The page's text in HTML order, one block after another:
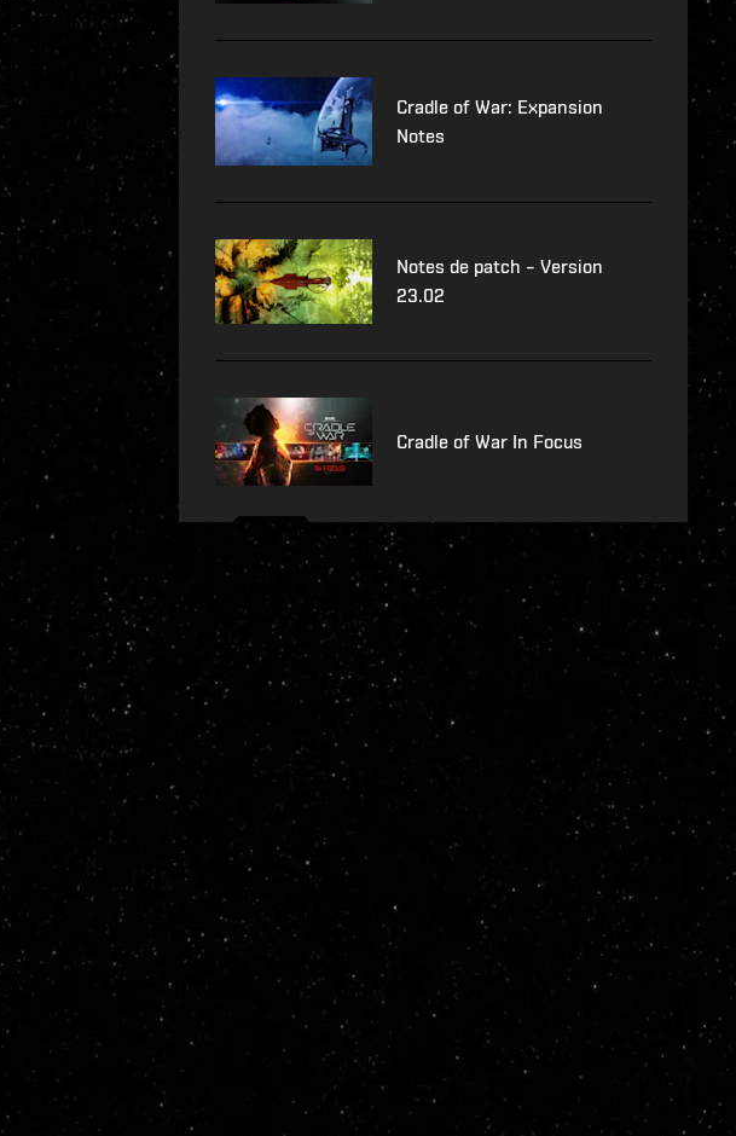
Cradle of War: Expansion
Notes
Notes de patch – Version
23.02
Cradle of War In Focus